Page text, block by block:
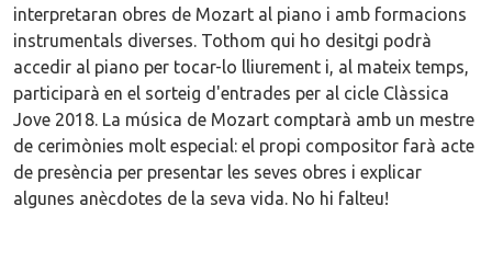
interpretaran obres de Mozart al piano i amb formacions
instrumentals diverses. Tothom qui ho desitgi podrà
accedir al piano per tocar-lo lliurement i, al mateix temps,
participarà en el sorteig d'entrades per al cicle Clàssica
Jove 2018. La música de Mozart comptarà amb un mestre
de cerimònies molt especial: el propi compositor farà acte
de presència per presentar les seves obres i explicar
algunes anècdotes de la seva vida. No hi falteu!